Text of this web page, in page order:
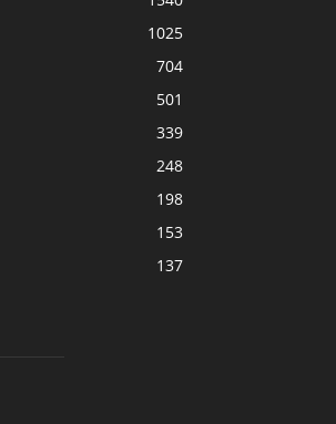
1025
704
501
339
248
198
153
137